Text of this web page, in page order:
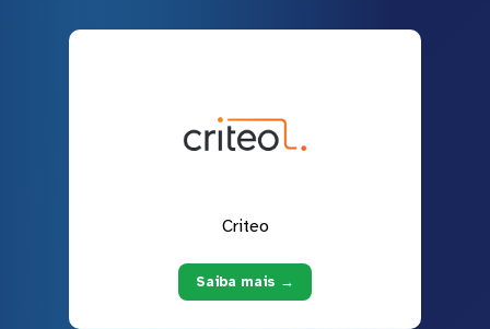
Criteo
Saiba mais →